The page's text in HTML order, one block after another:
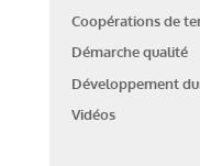
Coopérations de
Démarche qualité
Développement
Vidéos